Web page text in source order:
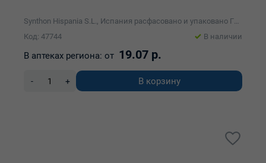
Synthon Hispania S.L., Испания расфасовано и упаковано ГП Академфарм
Код: 47744
В наличии
В аптеках региона: от 19.07 р.
- + В корзину